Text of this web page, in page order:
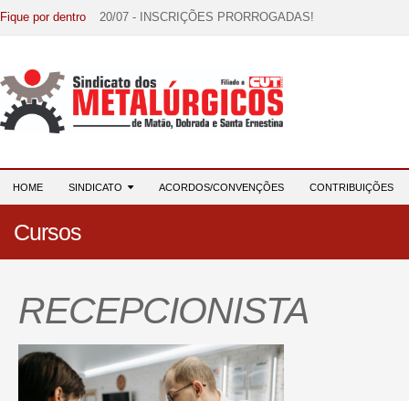
Fique por dentro 20/07 - INSCRIÇÕES PRORROGADAS!
07/07 - Increva-se! Link na descrição!
03/08 - DATA-BASE 2026: HORA DE UNIÃO E
HOME SINDICATO ACORDOS/CONVENÇÕES CONTRIBUIÇÕES
Cursos
RECEPCIONISTA